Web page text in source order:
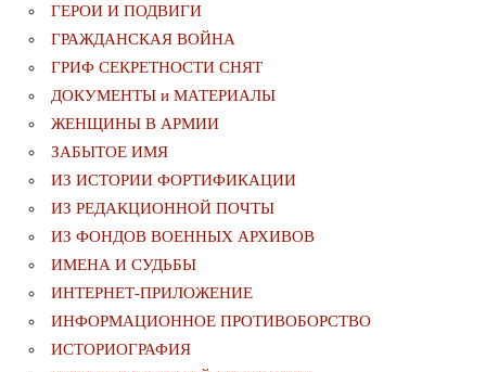
ГЕРОИ И ПОДВИГИ
ГРАЖДАНСКАЯ ВОЙНА
ГРИФ СЕКРЕТНОСТИ СНЯТ
ДОКУМЕНТЫ и МАТЕРИАЛЫ
ЖЕНЩИНЫ В АРМИИ
ЗАБЫТОЕ ИМЯ
ИЗ ИСТОРИИ ФОРТИФИКАЦИИ
ИЗ РЕДАКЦИОННОЙ ПОЧТЫ
ИЗ ФОНДОВ ВОЕННЫХ АРХИВОВ
ИМЕНА И СУДЬБЫ
ИНТЕРНЕТ-ПРИЛОЖЕНИЕ
ИНФОРМАЦИОННОЕ ПРОТИВОБОРСТВО
ИСТОРИОГРАФИЯ